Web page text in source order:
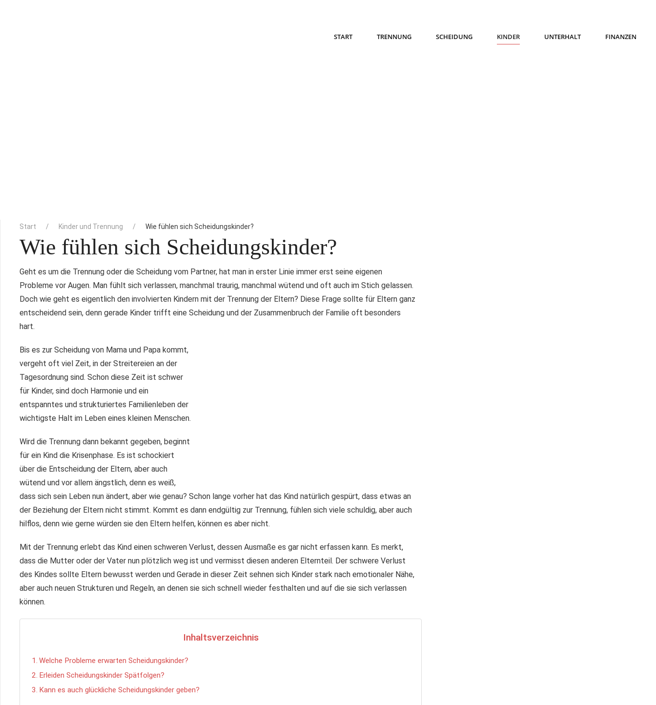
START TRENNUNG SCHEIDUNG KINDER UNTERHALT FINANZEN
Start Kinder und Trennung Wie fühlen sich Scheidungskinder?
Wie fühlen sich Scheidungskinder?
Geht es um die Trennung oder die Scheidung vom Partner, hat man in erster Linie immer erst seine eigenen
Probleme vor Augen. Man fühlt sich verlassen, manchmal traurig, manchmal wütend und oft auch im Stich gelassen.
Doch wie geht es eigentlich den involvierten Kindern mit der Trennung der Eltern? Diese Frage sollte für Eltern ganz
entscheidend sein, denn gerade Kinder trifft eine Scheidung und der Zusammenbruch der Familie oft besonders
hart.
Bis es zur Scheidung von Mama und Papa kommt,
vergeht oft viel Zeit, in der Streitereien an der
Tagesordnung sind. Schon diese Zeit ist schwer
für Kinder, sind doch Harmonie und ein
entspanntes und strukturiertes Familienleben der
wichtigste Halt im Leben eines kleinen Menschen.
Wird die Trennung dann bekannt gegeben, beginnt
für ein Kind die Krisenphase. Es ist schockiert
über die Entscheidung der Eltern, aber auch
wütend und vor allem ängstlich, denn es weiß,
dass sich sein Leben nun ändert, aber wie genau? Schon lange vorher hat das Kind natürlich gespürt, dass etwas an
der Beziehung der Eltern nicht stimmt. Kommt es dann endgültig zur Trennung, fühlen sich viele schuldig, aber auch
hilflos, denn wie gerne würden sie den Eltern helfen, können es aber nicht.
Mit der Trennung erlebt das Kind einen schweren Verlust, dessen Ausmaße es gar nicht erfassen kann. Es merkt,
dass die Mutter oder der Vater nun plötzlich weg ist und vermisst diesen anderen Elternteil. Der schwere Verlust
des Kindes sollte Eltern bewusst werden und Gerade in dieser Zeit sehnen sich Kinder stark nach emotionaler Nähe,
aber auch neuen Strukturen und Regeln, an denen sie sich schnell wieder festhalten und auf die sie sich verlassen
können.
Inhaltsverzeichnis
Welche Probleme erwarten Scheidungskinder?
Erleiden Scheidungskinder Spätfolgen?
Kann es auch glückliche Scheidungskinder geben?